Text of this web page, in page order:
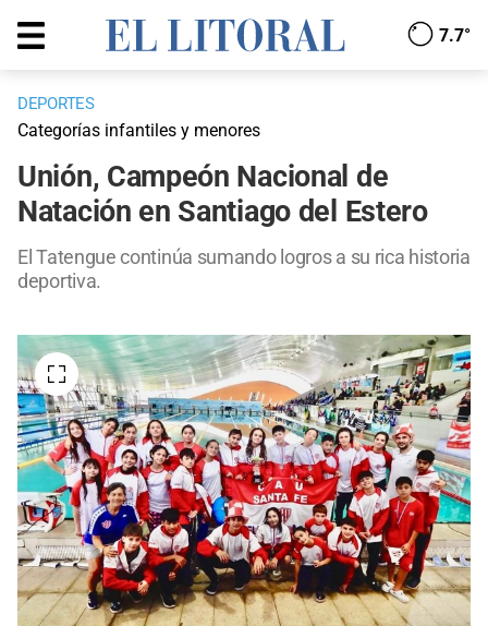
7.7°
DEPORTES
Categorías infantiles y menores
Unión, Campeón Nacional de
Natación en Santiago del Estero
El Tatengue continúa sumando logros a su rica historia
deportiva.